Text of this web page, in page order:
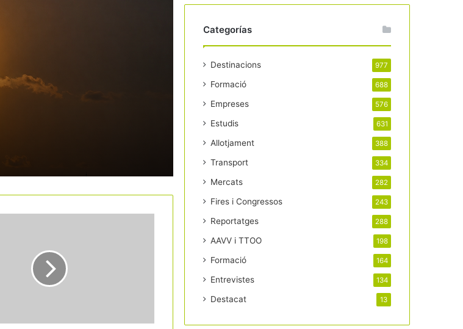
turística a través d’un segle de cartells
25.000 euros per a pimes que impulsin
Nova guia per fer front al canvi
Categorías
Destinacions 977
Formació 688
Empreses 576
Estudis 631
Allotjament 388
Transport 334
Mercats 282
Fires i Congressos 243
Reportatges 288
AAVV i TTOO 198
Formació 164
Entrevistes 134
Destacat 13